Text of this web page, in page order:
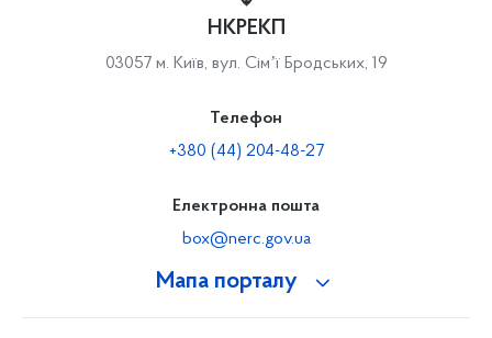
Мапа порталу
НКРЕКП
03057 м. Київ, вул. Сімʼї Бродських, 19
Телефон
+380 (44) 204-48-27
Електронна пошта
box@nerc.gov.ua